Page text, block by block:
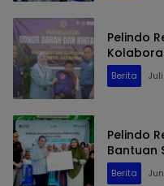
Pelindo
Berita
Pelindo
Bantuan
Berita